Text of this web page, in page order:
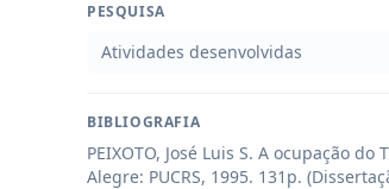
PESQUISA
Atividades desenvolvidas
BIBLIOGRAFIA
PEIXOTO, José Luis S. A ocupação
Alegre: PUCRS, 1995. 131p.